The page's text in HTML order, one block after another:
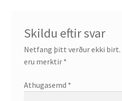
Skildu eftir svar
Netfang þitt verður ekki birt.
eru merktir *
Athugasemd *